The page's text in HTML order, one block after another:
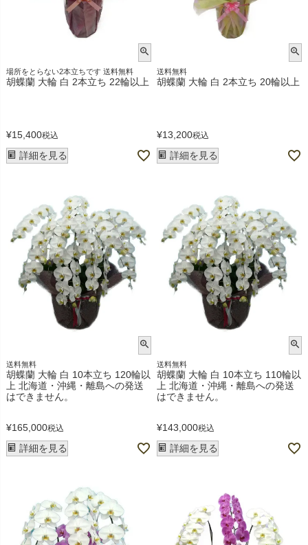
場所をとらない2本立ちです 送料無料
胡蝶蘭 大輪 白 2本立ち 22輪以上
¥15,400税込
詳細を見る
送料無料
胡蝶蘭 大輪 白 2本立ち 20輪以上
¥13,200税込
詳細を見る
送料無料
胡蝶蘭 大輪 白 10本立ち 120輪以
上 北海道・沖縄・離島への発送
はできません。
¥165,000税込
詳細を見る
送料無料
胡蝶蘭 大輪 白 10本立ち 110輪以
上 北海道・沖縄・離島への発送
はできません。
¥143,000税込
詳細を見る